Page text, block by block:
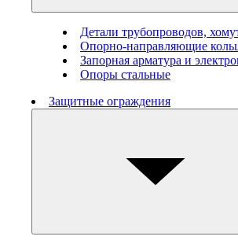
Детали трубопроводов,
Опорно-направляющие
Запорная арматура и
Опоры стальные
Защитные ограждения